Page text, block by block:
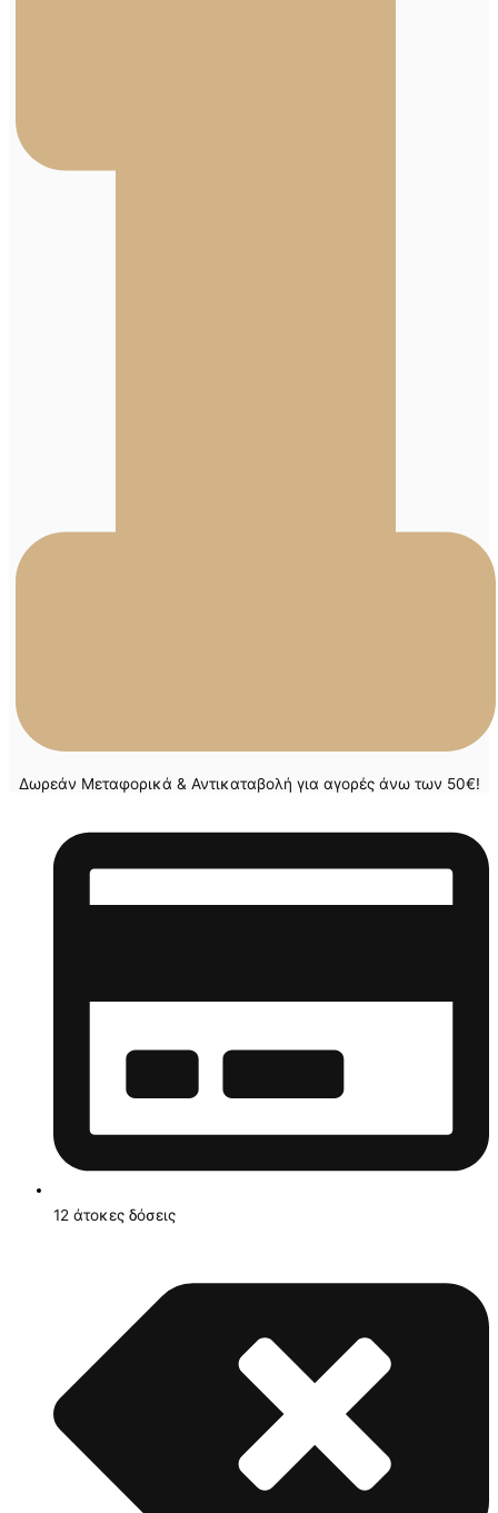
Δωρεάν Μεταφορικά & Αντικαταβολή για αγορές άνω των 50€!
12 άτοκες δόσεις